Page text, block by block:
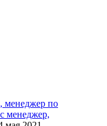
менеджер по
менеджер,